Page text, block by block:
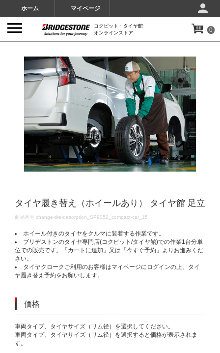
ホーム マイページ
コクピット・タイヤ館
オンラインストア
0
タイヤ履き替え（ホイールあり） タイヤ館 足立
DETAILS
商品番号 change-tire-desorption_SP9052_compact-car_15
ホイール付きのタイヤをクルマに装着する作業です。
ブリヂストンのタイヤ専門店(コクピット/タイヤ館)での作業1台分単
位での販売です。「カートに追加」又は「今すぐ予約」よりお進みくだ
さい。
タイヤクロークご利用のお客様はマイページにログインの上、タイ
ヤ履き替え予約をお願いします。
価格
VARIATIONS
車両タイプ、タイヤサイズ（リム径）を選択してください。
車両タイプ、タイヤサイズ（リム径）を選択すると価格が表示されま
す。